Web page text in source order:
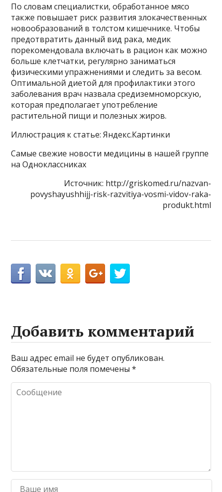
По словам специалистки, обработанное мясо
также повышает риск развития злокачественных
новообразований в толстом кишечнике. Чтобы
предотвратить данный вид рака, медик
порекомендовала включать в рацион как можно
больше клетчатки, регулярно заниматься
физическими упражнениями и следить за весом.
Оптимальной диетой для профилактики этого
заболевания врач назвала средиземноморскую,
которая предполагает употребление
растительной пищи и полезных жиров.
Иллюстрация к статье: Яндекс.Картинки
Самые свежие новости медицины в нашей группе
на Одноклассниках
Источник: http://griskomed.ru/nazvan-
povyshayushhijj-risk-razvitiya-vosmi-vidov-raka-
produkt.html
Добавить комментарий
Ваш адрес email не будет опубликован.
Обязательные поля помечены*